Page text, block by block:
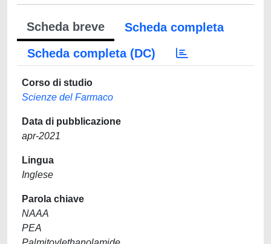
Scheda breve
Scheda completa
Scheda completa (DC)
Corso di studio
Scienze del Farmaco
Data di pubblicazione
apr-2021
Lingua
Inglese
Parola chiave
NAAA
PEA